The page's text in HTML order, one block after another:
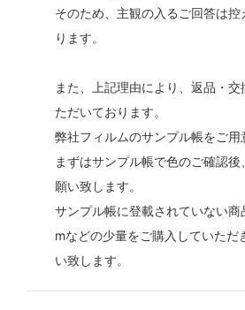
そのため、主観の入るご回答は
ります。
また、上記理由により、返品・
ただいております。
弊社フィルムのサンプル帳をご用
まずはサンプル帳で色のご確認
願い致します。
サンプル帳に登載されていない
mなどの少量をご購入していただ
い致します。